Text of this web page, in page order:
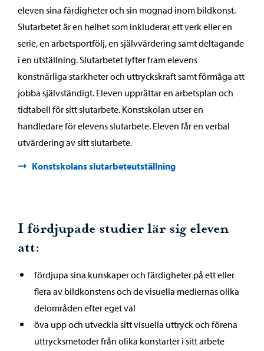
eleven sina färdigheter och sin mognad inom bildkonst.
Slutarbetet är en helhet som inkluderar ett verk eller en
serie, en arbetsportfölj, en självvärdering samt deltagande
i en utställning. Slutarbetet lyfter fram elevens
konstnärliga starkheter och uttryckskraft samt förmåga att
jobba självständigt. Eleven upprättar en arbetsplan och
tidtabell för sitt slutarbete. Konstskolan utser en
handledare för elevens slutarbete. Eleven får en verbal
utvärdering av sitt slutarbete.
Konstskolans slutarbeteutställning
I fördjupade studier lär sig eleven
att:
fördjupa sina kunskaper och färdigheter på ett eller
flera av bildkonstens och de visuella mediernas olika
delområden efter eget val
öva upp och utveckla sitt visuella uttryck och förena
uttrycksmetoder från olika konstarter i sitt arbete